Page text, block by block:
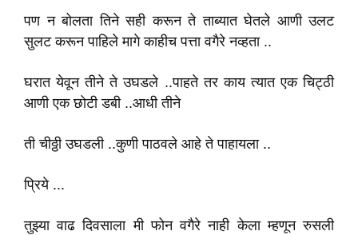
पण न बोलता तिने सही करून ते ताब्यात घेतले आणी उलट
सुलट करून पाहिले मागे काहीच पत्ता वगैरे नव्हता ..
घरात येवून तीने ते उघडले ..पाहते तर काय त्यात एक चिट्ठी
आणी एक छोटी डबी ..आधी तीने
ती चीठ्ठी उघडली ..कुणी पाठवले आहे ते पाहायला ..
प्रिये ...
तुझ्या वाढ दिवसाला मी फोन वगैरे नाही केला म्हणून रुसली